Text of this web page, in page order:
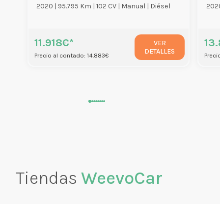
2020 | 95.795 Km | 102 CV | Manual | Diésel
11.918€*
Precio al contado: 14.883€
VER
DETALLES
Tiendas WeevoCar